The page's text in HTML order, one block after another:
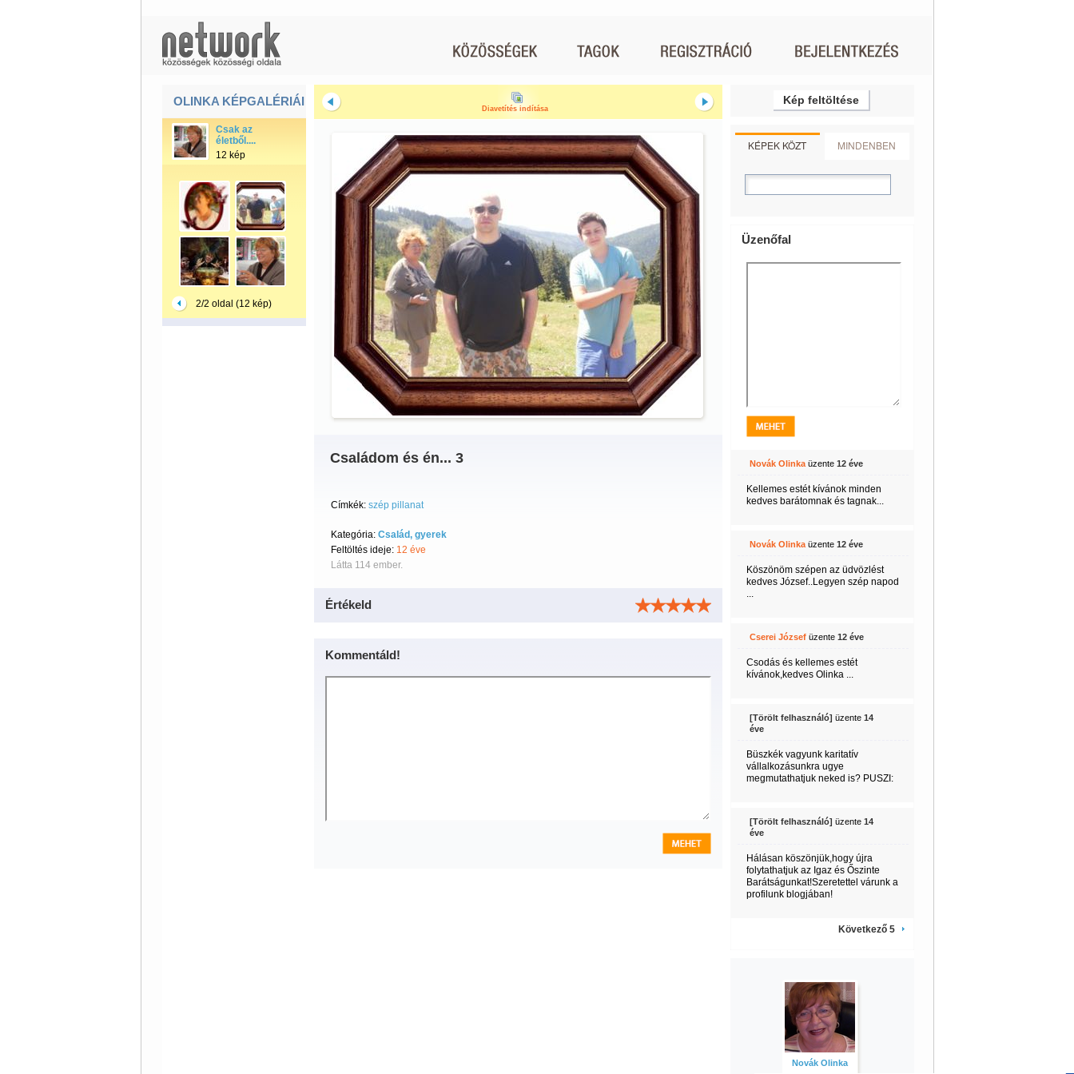
OLINKA KÉPGALÉRIÁI
Csak az
életből....
12 kép
2/2 oldal (12 kép)
Diavetítés indítása
Családom és én... 3
Címkék: szép pillanat
Kategória: Család, gyerek
Feltöltés ideje: 12 éve
Látta 114 ember.
Értékeld
Kommentáld!
Kép feltöltése
KÉPEK KÖZT MINDENBEN
Üzenőfal
Novák Olinkaüzente 12 éve
Kellemes estét kívánok minden
kedves barátomnak és tagnak...
Novák Olinkaüzente 12 éve
Köszönöm szépen az üdvözlést
kedves József..Legyen szép napod
...
Cserei Józsefüzente 12 éve
Csodás és kellemes estét
kívánok,kedves Olinka ...
[Törölt felhasználó] üzente 14
éve
Büszkék vagyunk karitatív
vállalkozásunkra ugye
megmutathatjuk neked is? PUSZI:
[Törölt felhasználó] üzente 14
éve
Hálásan köszönjük,hogy újra
folytathatjuk az Igaz és Őszinte
Barátságunkat!Szeretettel várunk a
profilunk blogjában!
Következő 5
Novák Olinka